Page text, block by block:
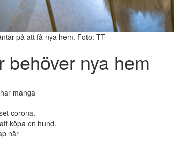
på att få nya hem. Foto: TT
behöver nya hem
många
corona.
köpa en hund.
när